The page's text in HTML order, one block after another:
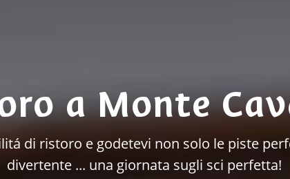
a Monte
di ristoro e godetevi non solo le piste
divertente ... una giornata sugli sci perfetta!